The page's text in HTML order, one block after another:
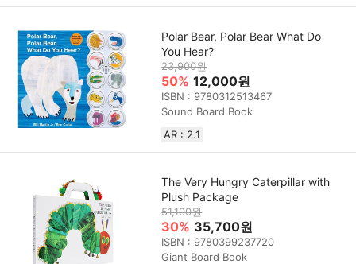
Polar Bear, Polar Bear What Do
You Hear?
23,900원
50% 12,000원
ISBN : 9780312513467
Sound Board Book
AR : 2.1
The Very Hungry Caterpillar with
Plush Package
51,100원
30% 35,700원
ISBN : 9780399237720
Giant Board Book